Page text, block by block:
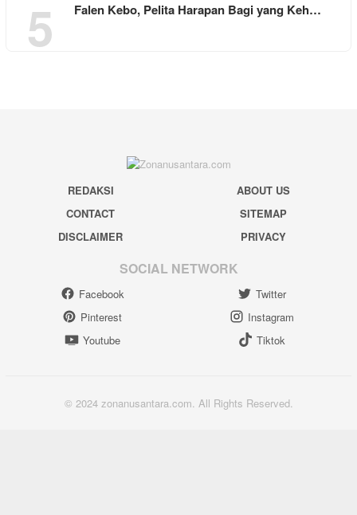
5 Falen Kebo, Pelita Harapan Bagi yang Keh…
REDAKSI
ABOUT US
CONTACT
SITEMAP
DISCLAIMER
PRIVACY
SOCIAL NETWORK
Facebook
Twitter
Pinterest
Instagram
Youtube
Tiktok
© 2024 zonanusantara.com. All Rights Reserved.